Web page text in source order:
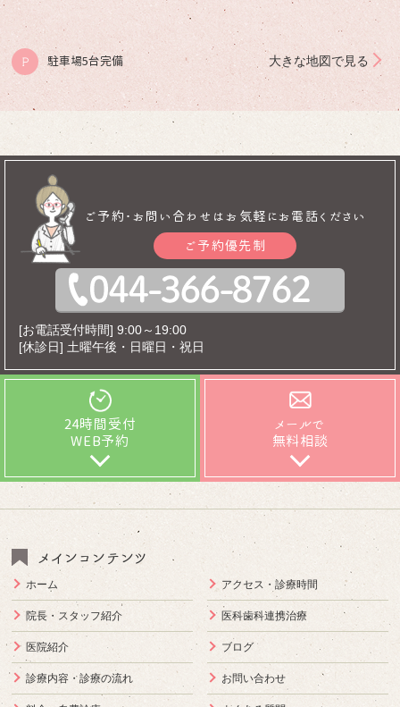
P 駐車場5台完備 大きな地図で見る
ご予約･お問い合わせはお気軽にお電話ください
ご予約優先制
[お電話受付時間] 9:00～19:00
[休診日] 土曜午後・日曜日・祝日
24時間受付
WEB予約
メールで
無料相談
メインコンテンツ
ホーム
院長・スタッフ紹介
医院紹介
診療内容・診療の流れ
アクセス・診療時間
医科歯科連携治療
ブログ
お問い合わせ